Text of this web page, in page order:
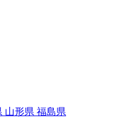
山形県 福島県